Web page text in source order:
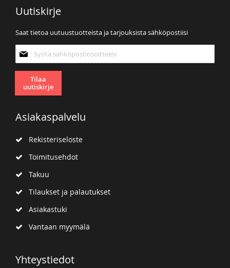
Uutiskirje
Saat tietoa uutuustuotteista ja tarjouksista sähköpostiisi
uutiskirjeemme:
Tilaa
uutiskirje
Asiakaspalvelu
Rekisteriseloste
Toimitusehdot
Takuu
Tilaukset ja palautukset
Asiakastuki
Vantaan myymälä
Yhteystiedot